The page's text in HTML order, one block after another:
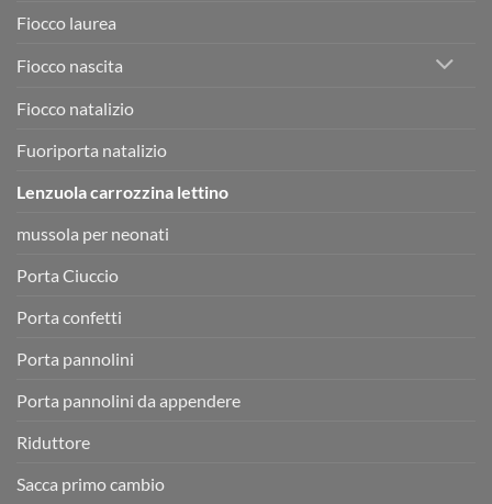
Fiocco laurea
Fiocco nascita
Fiocco natalizio
Fuoriporta natalizio
Lenzuola carrozzina lettino
mussola per neonati
Porta Ciuccio
Porta confetti
Porta pannolini
Porta pannolini da appendere
Riduttore
Sacca primo cambio